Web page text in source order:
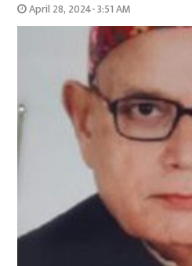
April 28, 2024- 3:51 AM